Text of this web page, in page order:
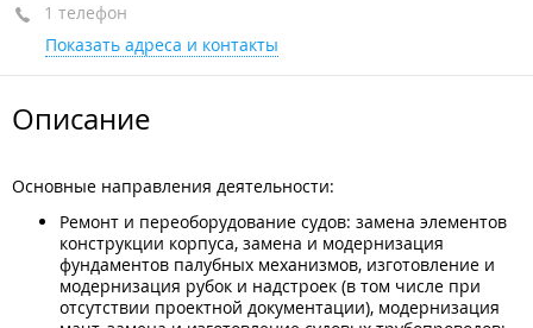
1 телефон
Показать адреса и контакты
Описание
Основные направления деятельности:
Ремонт и переоборудование судов: замена элементов
конструкции корпуса, замена и модернизация
фундаментов палубных механизмов, изготовление и
модернизация рубок и надстроек (в том числе при
отсутствии проектной документации), модернизация